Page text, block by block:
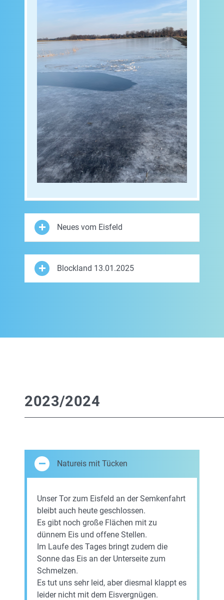
Neues vom Eisfeld
Blockland 13.01.2025
2023/2024
Natureis mit Tücken
Unser Tor zum Eisfeld an der Semkenfahrt
bleibt auch heute geschlossen.
Es gibt noch große Flächen mit zu
dünnem Eis und offene Stellen.
Im Laufe des Tages bringt zudem die
Sonne das Eis an der Unterseite zum
Schmelzen.
Es tut uns sehr leid, aber diesmal klappt es
leider nicht mit dem Eisvergnügen.